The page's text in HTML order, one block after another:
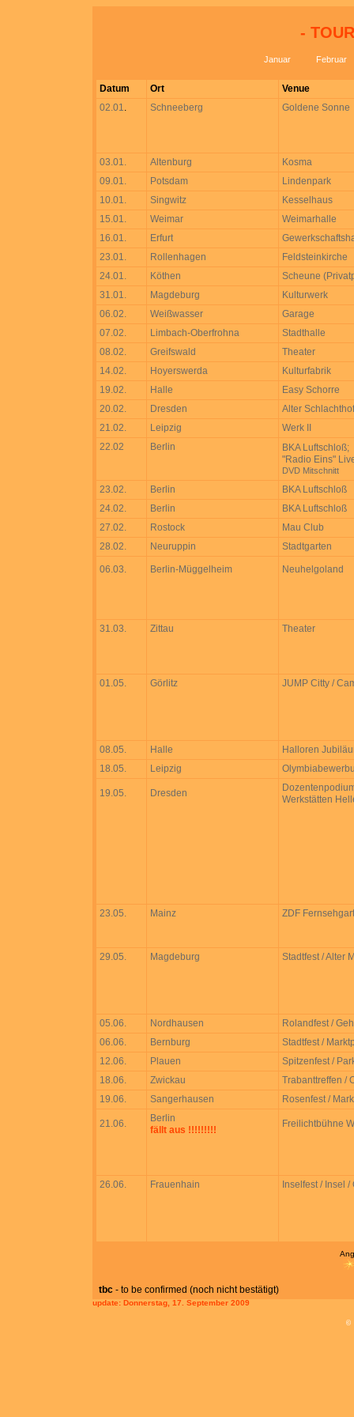
-
Januar Februar
Datum Ort
Venue
02.01. Schneeberg Goldene Sonne
03.01. Altenburg
Kosma
09.01.
Potsdam
Lindenpark
10.01.
Singwitz
Kesselhaus
15.01.
Weimar
Weimarhalle
16.01.
Erfurt
23.01.
Rollenhagen
Feldsteinkirche
24.01.
Köthen
Scheune
31.01.
Magdeburg
Kulturwerk
06.02.
Weißwasser
Garage
07.02.
Limbach-Oberfrohna
Stadthalle
08.02.
Greifswald
Theater
14.02.
Hoyerswerda
Kulturfabrik
19.02.
Halle
Easy Schorre
20.02.
Dresden
Alter Schlachthof
21.02.
Leipzig
Werk II
22.02
Berlin
BKA Luftschloß;
"Radio Eins"
DVD Mitschnitt
23.02. Berlin
BKA Luftschloß
24.02.
Berlin
BKA Luftschloß
27.02.
Rostock
Mau Club
28.02.
Neuruppin Stadtgarten
06.03. Berlin-Müggelheim Neuhelgoland
31.03. Zittau Theater
01.05. Görlitz JUMP Citty /
08.05. Halle
Halloren
18.05.
Leipzig
19.05. Dresden
Werkstätten
23.05. Mainz ZDF
29.05. Magdeburg Stadtfest / Alter
05.06. Nordhausen
Rolandfest /
06.06.
Bernburg
Stadtfest /
12.06.
Plauen
Spitzenfest /
18.06.
Zwickau
Trabanttreffen /
19.06.
Sangerhausen Rosenfest /
21.06.
Berlin
fällt aus !!!!!!!!!
Freilichtbühne
26.06. Frauenhain Inselfest / Insel /
tbc - to be confirmed (noch nicht bestätigt)
update: Donnerstag, 17. September 2009
©